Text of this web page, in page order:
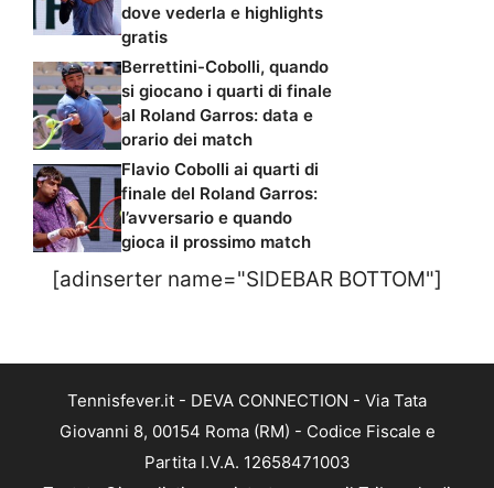
dove vederla e highlights
gratis
Berrettini-Cobolli, quando
si giocano i quarti di finale
al Roland Garros: data e
orario dei match
Flavio Cobolli ai quarti di
finale del Roland Garros:
l’avversario e quando
gioca il prossimo match
[adinserter name="SIDEBAR BOTTOM"]
Tennisfever.it - DEVA CONNECTION - Via Tata
Giovanni 8, 00154 Roma (RM) - Codice Fiscale e
Partita I.V.A. 12658471003